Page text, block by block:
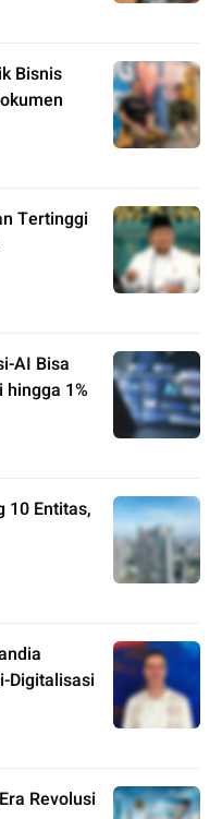
Bisnis
Tertinggi
AI Bisa
1%
10 Entitas,
Digitalisasi
Revolusi